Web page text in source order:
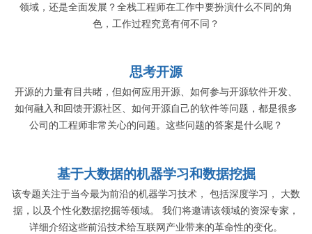
领域，还是全面发展？全栈工程师在工作中要扮演什么不同的角
色，工作过程究竟有何不同？
思考开源
开源的力量有目共睹，但如何应用开源、如何参与开源软件开发、
如何融入和回馈开源社区、如何开源自己的软件等问题，都是很多
公司的工程师非常关心的问题。这些问题的答案是什么呢？
基于大数据的机器学习和数据挖掘
该专题关注于当今最为前沿的机器学习技术， 包括深度学习， 大数
据，以及个性化数据挖掘等领域。 我们将邀请该领域的资深专家，
详细介绍这些前沿技术给互联网产业带来的革命性的变化。